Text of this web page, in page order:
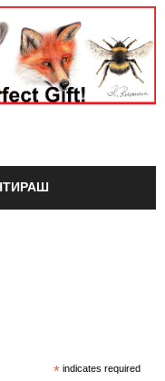
* indicates required